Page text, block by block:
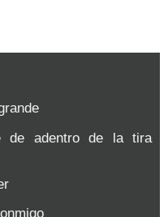
de adentro de la tira